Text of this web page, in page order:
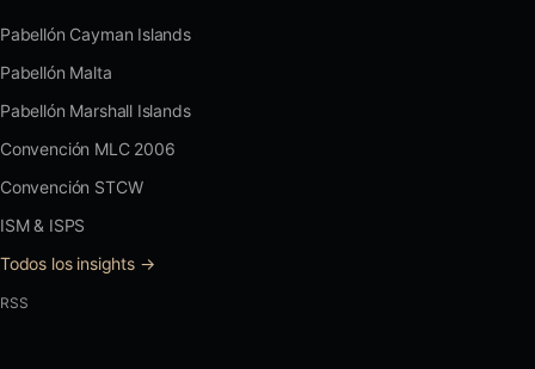
Pabellón Cayman Islands
Pabellón Malta
Pabellón Marshall Islands
Convención MLC 2006
Convención STCW
ISM & ISPS
Todos los insights →
RSS